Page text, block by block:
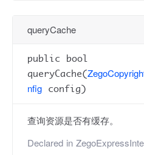
queryCache
public bool
queryCache(
nfig config)
查询资源是否有缓存。
Declared in